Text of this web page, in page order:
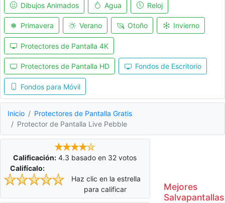
Dibujos Animados Agua Reloj
Primavera Verano Otoño Invierno
Protectores de Pantalla 4K
Protectores de Pantalla HD Fondos de Escritorio
Fondos para Móvil
Inicio
Protectores de Pantalla Gratis
Protector de Pantalla Live Pebble
Calificación: 4.3 basado en 32 votos
Califícalo:
Haz clic en la estrella
para calificar
Mejores
Salvapantallas